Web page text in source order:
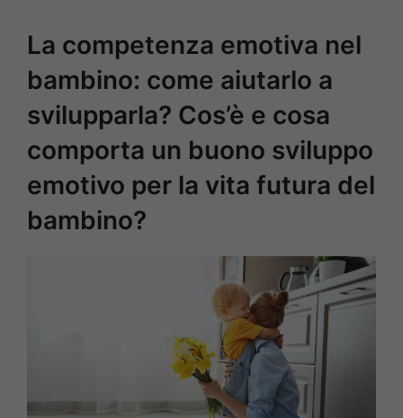
La competenza emotiva nel
bambino: come aiutarlo a
svilupparla? Cos’è e cosa
comporta un buono sviluppo
emotivo per la vita futura del
bambino?